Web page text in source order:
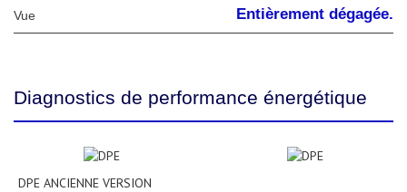
Vue Entièrement dégagée.
Diagnostics de performance énergétique
DPE ANCIENNE VERSION